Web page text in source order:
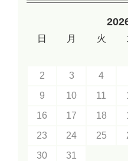
日 月 火
2
3 4
9
10 11
16
17 18
23
24 25
30
31